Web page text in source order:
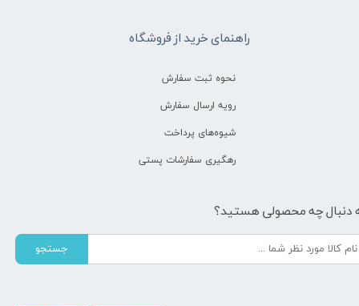
راهنمای خرید از فروشگاه
نحوه ثبت سفارش
رویه ارسال سفارش
شیوه‌های پرداخت
رهگیری سفارشات پستی
دنبال چه محصولی هستید؟
جستجو